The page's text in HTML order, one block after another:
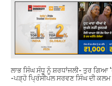
ਲਾਭ ਸਿੰਘ ਸੰਧੂ ਨੂੰ ਸ਼ਰਧਾਂਜਲੀ- ਤੁਰ ਗਿਆ
-ਪੜ੍ਹੋ ਪ੍ਰਿੰਸੀਪਲ ਸਰਵਣ ਸਿੰਘ ਦੀ ਕਲਮ